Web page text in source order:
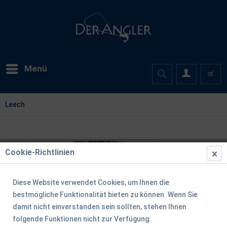
Menü
Leech
Cookie-Richtlinien
Diese Website verwendet Cookies, um Ihnen die
bestmögliche Funktionalität bieten zu können. Wenn Sie
damit nicht einverstanden sein sollten, stehen Ihnen
folgende Funktionen nicht zur Verfügung: